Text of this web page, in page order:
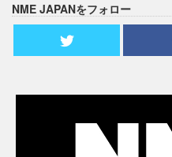
NME JAPANをフォロー